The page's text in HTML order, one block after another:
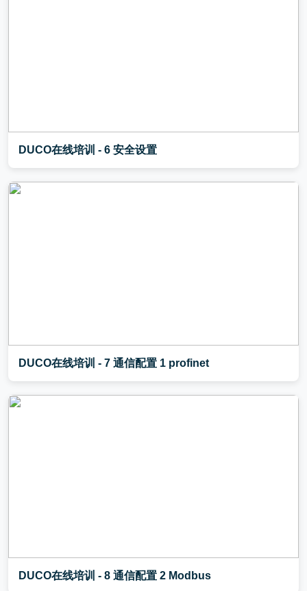
DUCO在线培训 - 6 安全设置
DUCO在线培训 - 7 通信配置 1 profinet
DUCO在线培训 - 8 通信配置 2 Modbus